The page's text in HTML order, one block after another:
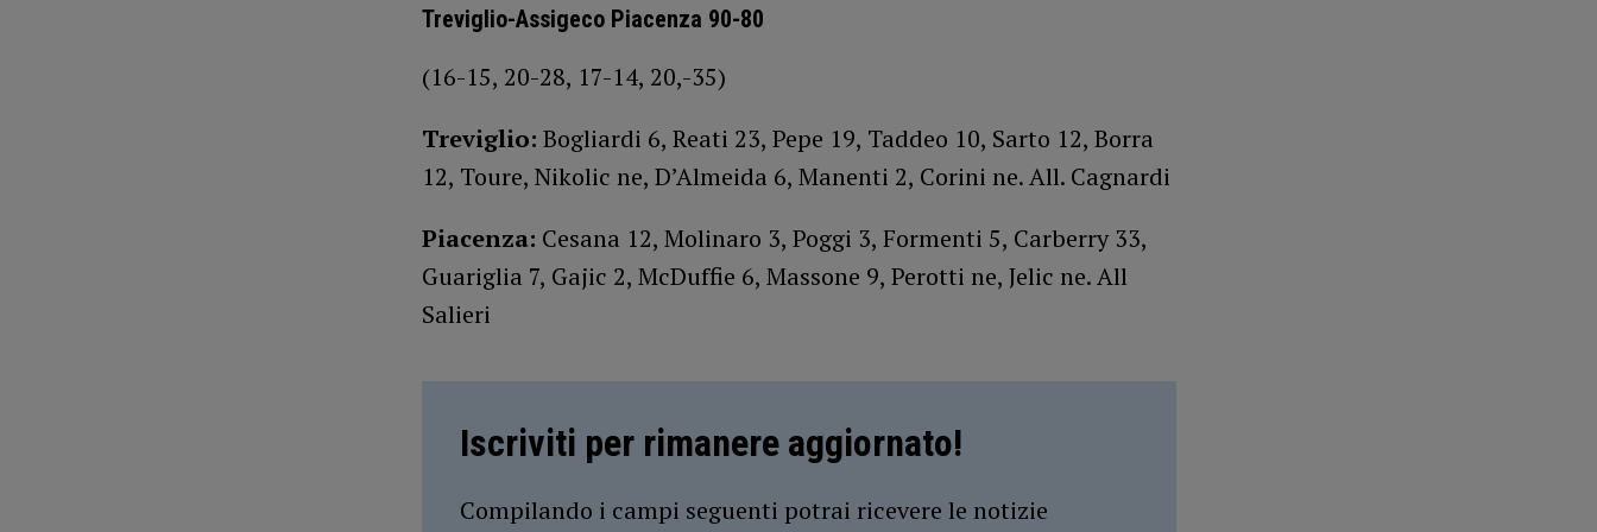
Treviglio-Assigeco Piacenza 90-80
(16-15, 20-28, 17-14, 20,-35)
Treviglio: Bogliardi 6, Reati 23, Pepe 19, Taddeo 10, Sarto 12, Borra
12, Toure, Nikolic ne, D’Almeida 6, Manenti 2, Corini ne. All. Cagnardi
Piacenza: Cesana 12, Molinaro 3, Poggi 3, Formenti 5, Carberry 33,
Guariglia 7, Gajic 2, McDuffie 6, Massone 9, Perotti ne, Jelic ne. All
Salieri
Iscriviti per rimanere aggiornato!
Compilando i campi seguenti potrai ricevere le notizie